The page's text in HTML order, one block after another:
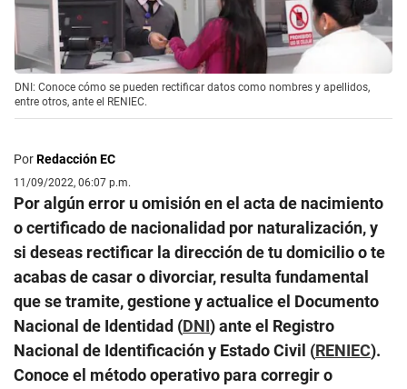
DNI: Conoce cómo se pueden rectificar datos como nombres y apellidos,
entre otros, ante el RENIEC.
PorRedacción EC
11/09/2022, 06:07 p.m.
Por algún error u omisión en el acta de nacimiento
o certificado de nacionalidad por naturalización, y
si deseas rectificar la dirección de tu domicilio o te
acabas de casar o divorciar, resulta fundamental
que se tramite, gestione y actualice el Documento
Nacional de Identidad (DNI) ante el Registro
Nacional de Identificación y Estado Civil (RENIEC).
Conoce el método operativo para corregir o